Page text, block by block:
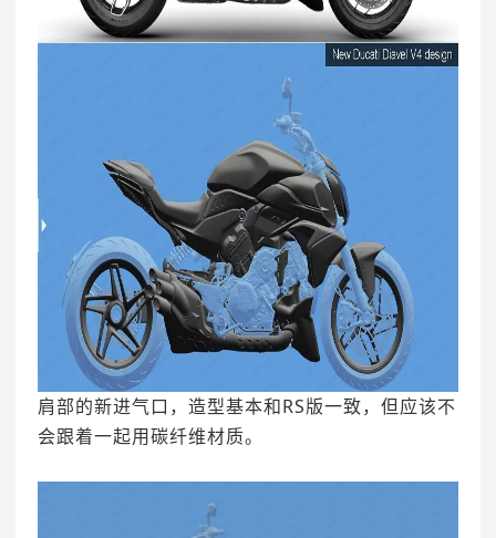
肩部的新进气口，造型基本和RS版一致，但应该不
会跟着一起用碳纤维材质。